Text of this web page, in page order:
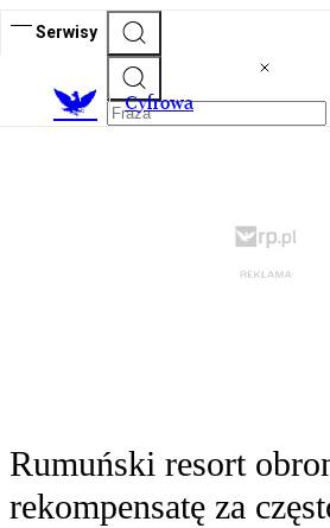
Serwisy
Cyfrowa
Rumuński resort
rekompensatę za